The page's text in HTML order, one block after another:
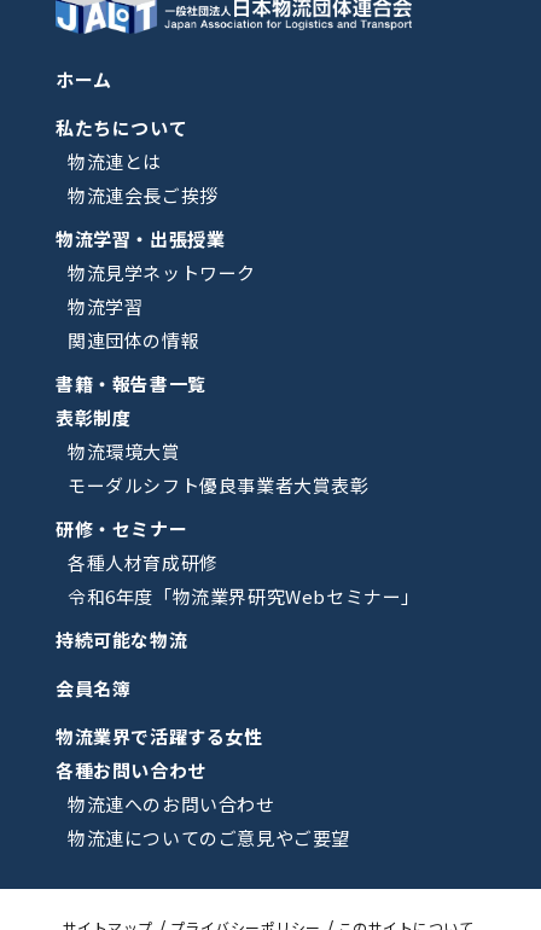
ホーム
私たちについて
物流連とは
物流連会長ご挨拶
物流学習・出張授業
物流見学ネットワーク
物流学習
関連団体の情報
書籍・報告書一覧
表彰制度
物流環境大賞
モーダルシフト優良事業者大賞表彰
研修・セミナー
各種人材育成研修
令和6年度「物流業界研究Webセミナー」
持続可能な物流
会員名簿
物流業界で活躍する女性
各種お問い合わせ
物流連へのお問い合わせ
物流連についてのご意見やご要望